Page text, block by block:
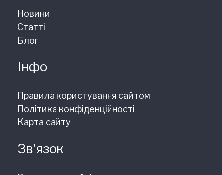
Новини
Статті
Блог
Інфо
Правила користування сайтом
Політика конфіденційності
Карта сайту
Зв'язок